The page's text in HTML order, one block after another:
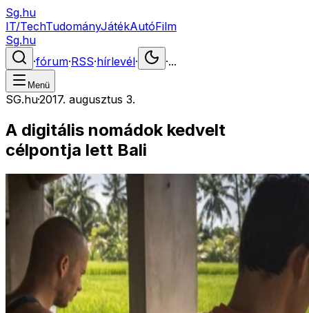
Sg.hu
IT/TechTudományJátékAutóFilm
Sg.hu
·fórum·RSS·hírlevél· ·...
Menü
SG.hu·2017. augusztus 3.
A digitális nomádok kedvelt
célpontja lett Bali